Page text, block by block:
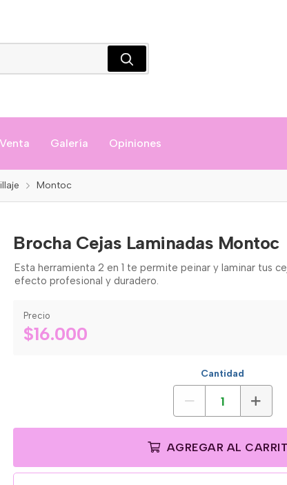
Galería Opiniones
Montoc
Brocha Cejas Laminadas Montoc
Esta herramienta 2 en 1 te permite peinar y laminar tus
efecto profesional y duradero.
Precio
$16.000
Cantidad
AGREGAR AL